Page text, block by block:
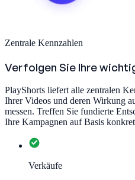
Zentrale Kennzahlen
Verfolgen Sie Ihre
PlayShorts liefert alle zentralen
Ihrer Videos und deren Wirkung
messen. Treffen Sie fundierte
Ihre Kampagnen auf Basis
Verkäufe